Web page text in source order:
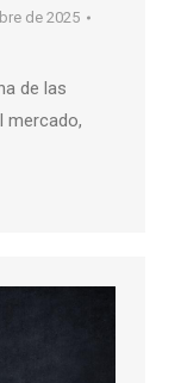
de 2025
de las
mercado,